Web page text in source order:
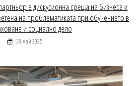
в дискусионна среща на бизнеса и
на проблематиката при обучението в
и социално дело
28 май 2025